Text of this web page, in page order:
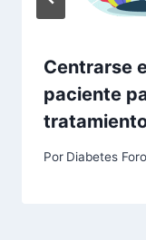
Centrarse
paciente
Por Diabetes Foro